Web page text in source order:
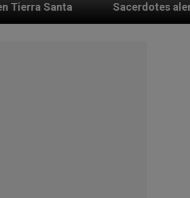
Sacerdotes alemanes fieles al Papa